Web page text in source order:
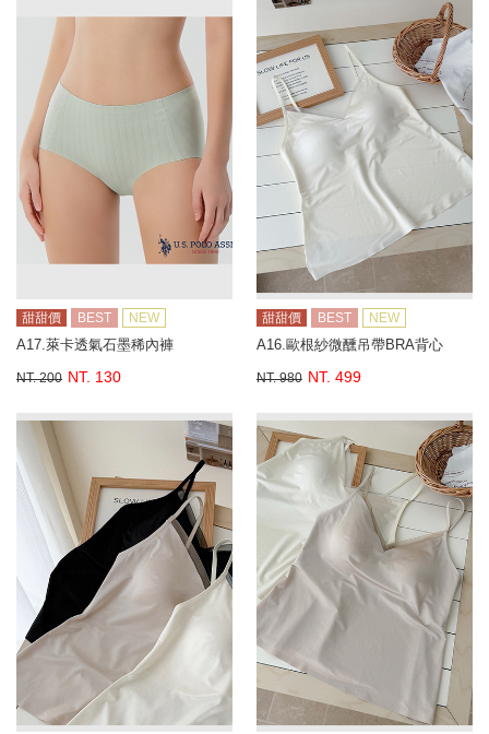
甜甜價 BEST NEW
A17.萊卡透氣石墨稀內褲
NT. 200 NT. 130
甜甜價 BEST NEW
A16.歐根紗微醺吊帶BRA背心
NT. 980 NT. 499